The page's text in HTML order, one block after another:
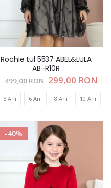
Rochie tul 5537 ABEL&LULA
AB-R10R
499,00 RON Pret
special
299,00 RON
5 Ani 6 Ani 8 Ani 10 Ani
-40%